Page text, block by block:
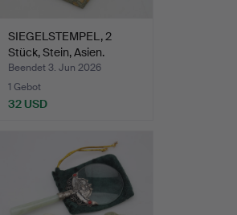
SIEGELSTEMPEL, 2
Stück, Stein, Asien.
Beendet 3. Jun 2026
1 Gebot
32 USD